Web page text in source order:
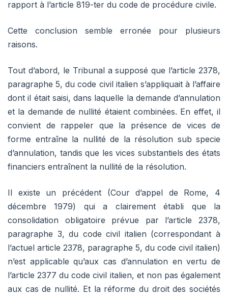
rapport à l’article 819-ter du code de procédure civile.
Cette conclusion semble erronée pour plusieurs
raisons.
Tout d’abord, le Tribunal a supposé que l’article 2378,
paragraphe 5, du code civil italien s’appliquait à l’affaire
dont il était saisi, dans laquelle la demande d’annulation
et la demande de nullité étaient combinées. En effet, il
convient de rappeler que la présence de vices de
forme entraîne la nullité de la résolution sub specie
d’annulation, tandis que les vices substantiels des états
financiers entraînent la nullité de la résolution.
Il existe un précédent (Cour d’appel de Rome, 4
décembre 1979) qui a clairement établi que la
consolidation obligatoire prévue par l’article 2378,
paragraphe 3, du code civil italien (correspondant à
l’actuel article 2378, paragraphe 5, du code civil italien)
n’est applicable qu’aux cas d’annulation en vertu de
l’article 2377 du code civil italien, et non pas également
aux cas de nullité. Et la réforme du droit des sociétés